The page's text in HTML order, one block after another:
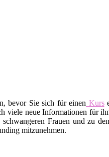
bevor Sie sich für einen Kurs
viele neue Informationen für
Frauen und zu
mitzunehmen.